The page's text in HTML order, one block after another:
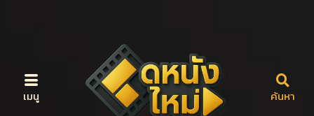
เมนู ค้นหา